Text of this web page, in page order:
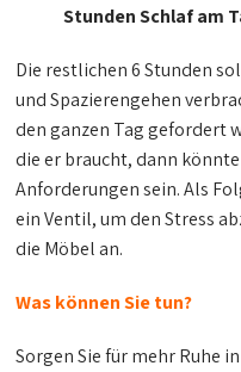
Stunden Schlaf am
Die restlichen 6 Stunden
und Spazierengehen
den ganzen Tag gefordert
die er braucht, dann
Anforderungen sein. Als
ein Ventil, um den Stress
die Möbel an.
Was können Sie tun?
Sorgen Sie für mehr Ruhe